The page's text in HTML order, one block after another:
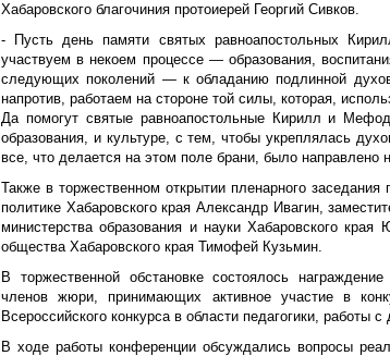
Хабаровского благочиния протоиерей Георгий Сивков.
- Пусть день памяти святых равноапостольных
участвуем в некоем процессе — образования,
следующих поколений — к обладанию подлинной
напротив, работаем на стороне той силы, которая,
Да помогут святые равноапостольные Кирилл и
образования, и культуре, с тем, чтобы укреплялась
все, что делается на этом поле брани, было направлено
Также в торжественном открытии пленарного
политике Хабаровского края Александр Ивагин,
министерства образования и науки Хабаровского
общества Хабаровского края Тимофей Кузьмин.
В торжественной обстановке состоялось
членов жюри, принимающих активное участие в
Всероссийского конкурса в области педагогики,
В ходе работы конференции обсуждались вопросы